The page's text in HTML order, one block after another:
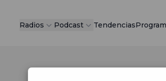
Radios Podcast Tendencias